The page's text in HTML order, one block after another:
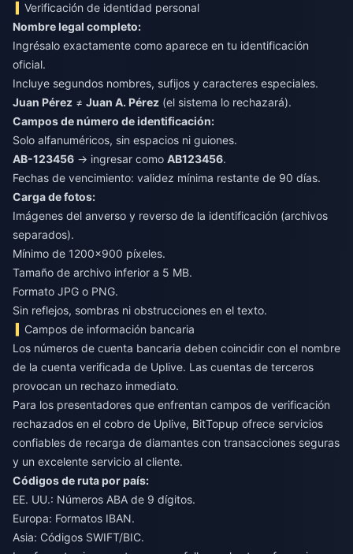
Verificación de identidad personal
Nombre legal completo:
Ingrésalo exactamente como aparece en tu identificación
oficial.
Incluye segundos nombres, sufijos y caracteres especiales.
Juan Pérez ≠ Juan A. Pérez (el sistema lo rechazará).
Campos de número de identificación:
Solo alfanuméricos, sin espacios ni guiones.
AB-123456 → ingresar como AB123456.
Fechas de vencimiento: validez mínima restante de 90 días.
Carga de fotos:
Imágenes del anverso y reverso de la identificación (archivos
separados).
Mínimo de 1200x900 píxeles.
Tamaño de archivo inferior a 5 MB.
Formato JPG o PNG.
Sin reflejos, sombras ni obstrucciones en el texto.
Campos de información bancaria
Los números de cuenta bancaria deben coincidir con el nombre
de la cuenta verificada de Uplive. Las cuentas de terceros
provocan un rechazo inmediato.
Para los presentadores que enfrentan campos de verificación
rechazados en el cobro de Uplive, BitTopup ofrece servicios
confiables de recarga de diamantes con transacciones seguras
y un excelente servicio al cliente.
Códigos de ruta por país:
EE. UU.: Números ABA de 9 dígitos.
Europa: Formatos IBAN.
Asia: Códigos SWIFT/BIC.